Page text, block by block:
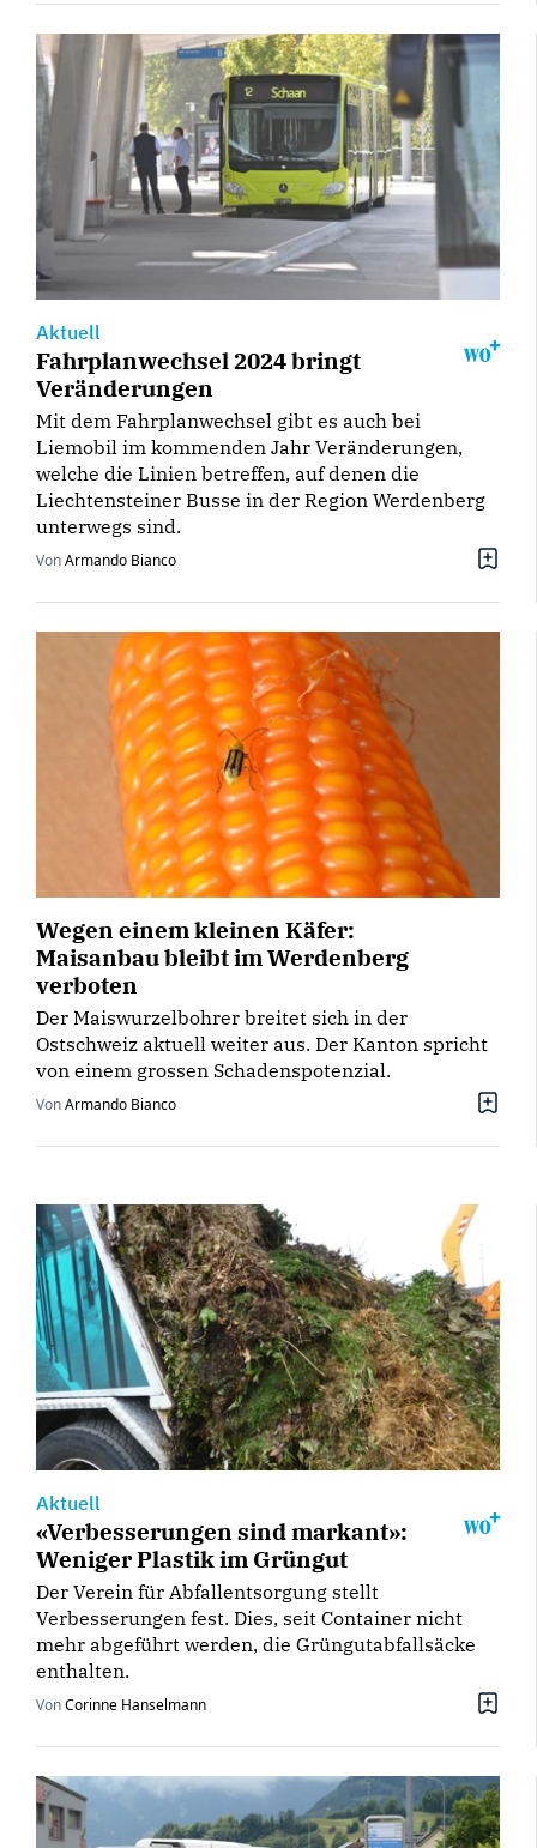
Aktuell
Fahrplanwechsel 2024 bringt
Veränderungen
Mit dem Fahrplanwechsel gibt es auch bei
Liemobil im kommenden Jahr Veränderungen,
welche die Linien betreffen, auf denen die
Liechtensteiner Busse in der Region Werdenberg
unterwegs sind.
VonArmando Bianco
Wegen einem kleinen Käfer:
Maisanbau bleibt im Werdenberg
verboten
Der Maiswurzelbohrer breitet sich in der
Ostschweiz aktuell weiter aus. Der Kanton spricht
von einem grossen Schadenspotenzial.
VonArmando Bianco
Aktuell
«Verbesserungen sind markant»:
Weniger Plastik im Grüngut
Der Verein für Abfallentsorgung stellt
Verbesserungen fest. Dies, seit Container nicht
mehr abgeführt werden, die Grüngutabfallsäcke
enthalten.
VonCorinne Hanselmann